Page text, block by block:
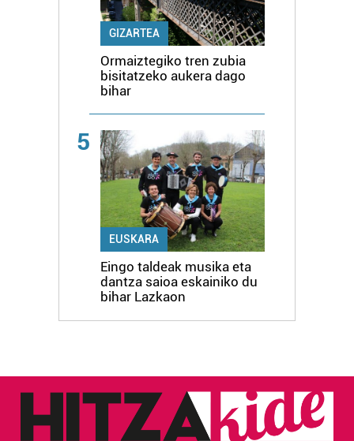
GIZARTEA
Ormaiztegiko tren zubia
bisitatzeko aukera dago
bihar
5
EUSKARA
Eingo taldeak musika eta
dantza saioa eskainiko du
bihar Lazkaon